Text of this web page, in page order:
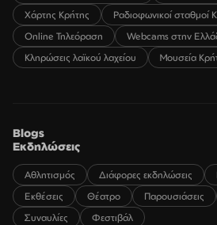
Χάρτης Κρήτης
Ραδιοφωνικοί σταθμοί
Online Τηλεόραση
Webcams στην
Κληρώσεις λαϊκού λαχείου
Μουσεία
Blogs
Εκδηλώσεις
Αθλητισμός Διάφορες εκδηλώσεις
Εκθέσεις
Θέατρο Παρουσιάσεις
Συναυλίες
Φεστιβάλ